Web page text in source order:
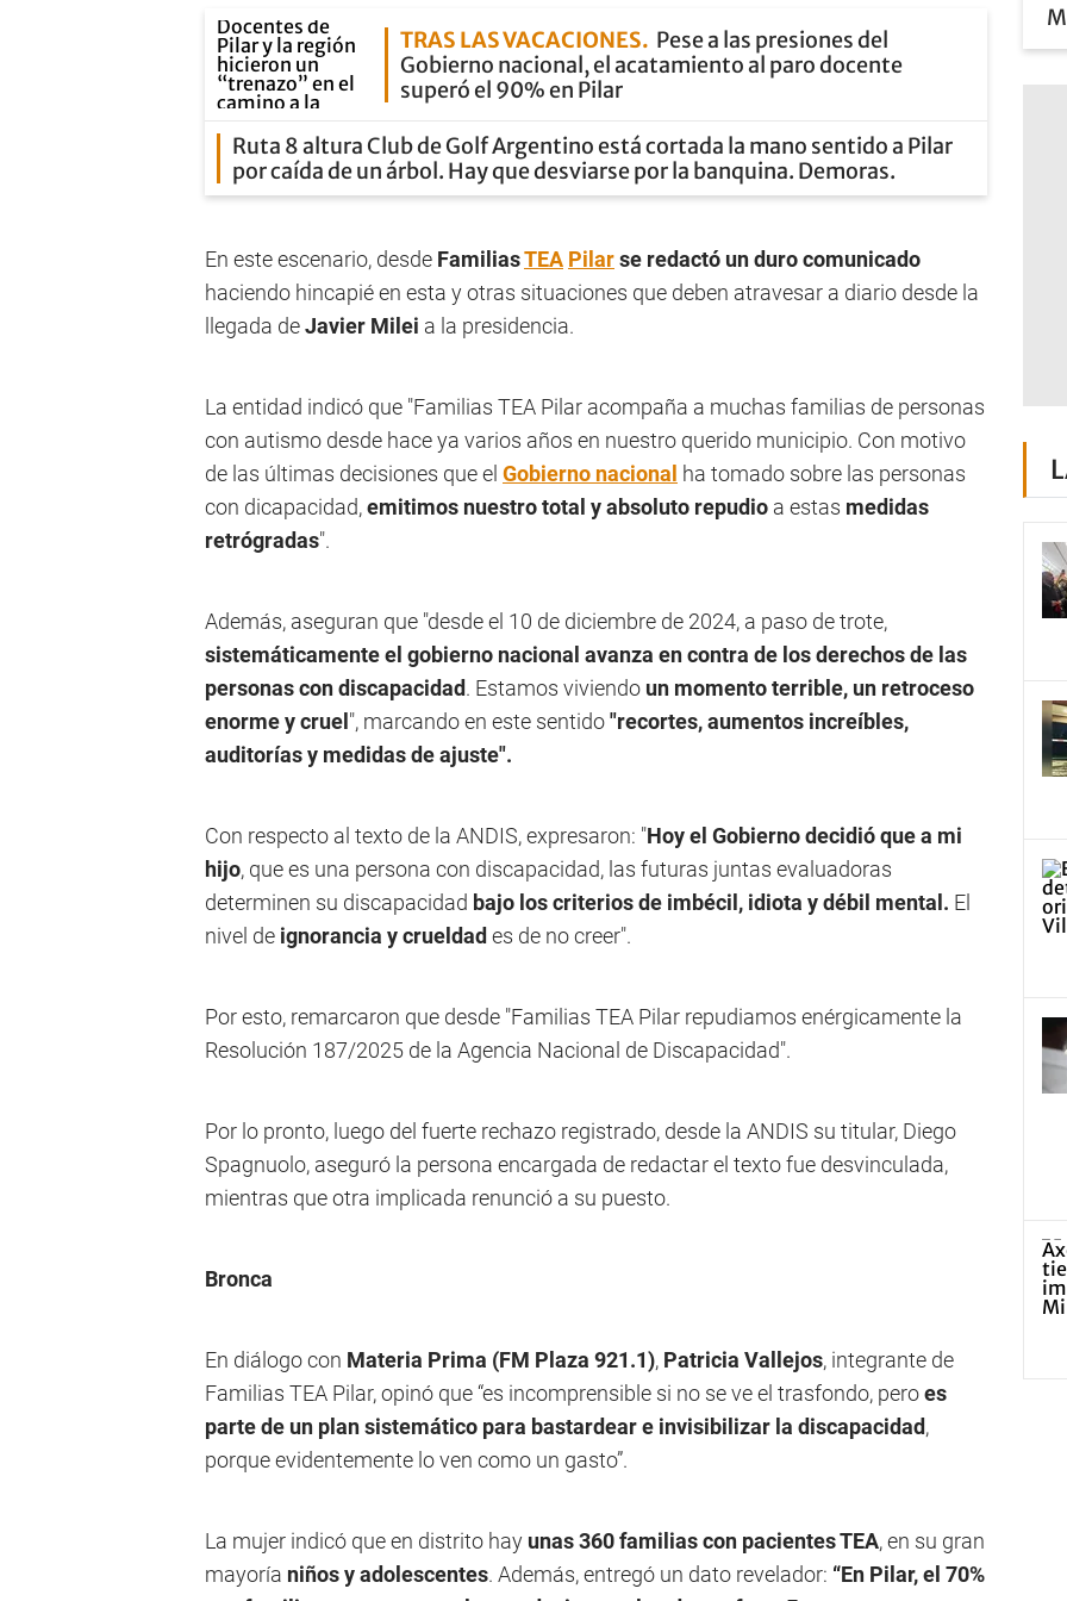
TRAS LAS VACACIONES
Pese a las presiones del
Gobierno nacional, el acatamiento al paro docente
superó el 90% en Pilar
Ruta 8 altura Club de Golf Argentino está cortada la mano sentido a Pilar
por caída de un árbol. Hay que desviarse por la banquina. Demoras.
En este escenario, desde FamiliasTEA Pilarse redactó un duro comunicado
haciendo hincapié en esta y otras situaciones que deben atravesar a diario desde la
llegada deJavier Milei a la presidencia.
La entidad indicó que "Familias TEA Pilar acompaña a muchas familias de personas
con autismo desde hace ya varios años en nuestro querido municipio. Con motivo
de las últimas decisiones que el Gobierno nacional ha tomado sobre las personas
con dicapacidad,emitimos nuestro total y absoluto repudio a estas medidas
retrógradas".
Además, aseguran que "desde el 10 de diciembre de 2024, a paso de trote,
sistemáticamente el gobierno nacional avanza en contra de los derechos de las
personas con discapacidad. Estamos viviendo un momento terrible, un retroceso
enorme y cruel ", marcando en este sentido"recortes, aumentos increíbles,
auditorías y medidas de ajuste".
Con respecto al texto de la ANDIS, expresaron: "Hoy el Gobierno decidió que a mi
hijo, que es una persona con discapacidad, las futuras juntas evaluadoras
determinen su discapacidad bajo los criterios de imbécil, idiota y débil mental. El
nivel de ignorancia y crueldad es de no creer".
Por esto, remarcaron que desde "Familias TEA Pilar repudiamos enérgicamente la
Resolución 187/2025 de la Agencia Nacional de Discapacidad".
Por lo pronto, luego del fuerte rechazo registrado, desde la ANDIS su titular, Diego
Spagnuolo, aseguró la persona encargada de redactar el texto fue desvinculada,
mientras que otra implicada renunció a su puesto.
Bronca
En diálogo con Materia Prima (FM Plaza 921.1), Patricia Vallejos, integrante de
Familias TEA Pilar, opinó que “es incomprensible si no se ve el trasfondo, peroes
parte de un plan sistemático para bastardear e invisibilizar la discapacidad,
porque evidentemente lo ven como un gasto”.
La mujer indicó que en distrito hay unas 360 familias con pacientes TEA, en su gran
mayoría niños y adolescentes. Además, entregó un dato revelador: “En Pilar, el 70%